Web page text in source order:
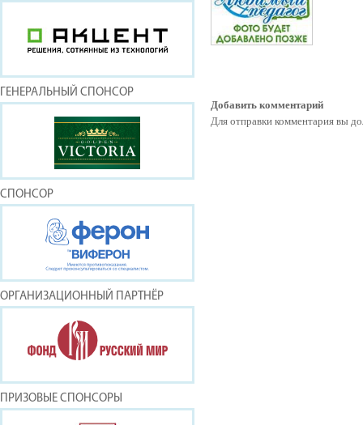
ГЕНЕРАЛЬНЫЙ СПОНСОР
СПОНСОР
ОРГАНИЗАЦИОННЫЙ ПАРТНЁР
ПРИЗОВЫЕ СПОНСОРЫ
Добавить комментарий
Для отправки комментария вы